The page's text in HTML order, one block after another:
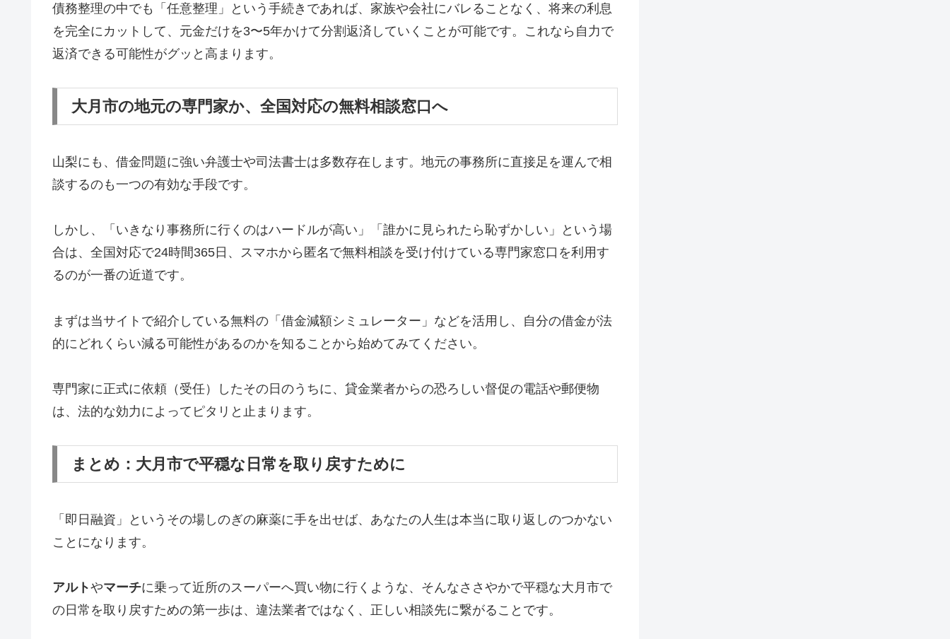
債務整理の中でも「任意整理」という手続きであれば、家族や会社にバレることなく、将来の利息
を完全にカットして、元金だけを3〜5年かけて分割返済していくことが可能です。これなら自力で
返済できる可能性がグッと高まります。
大月市の地元の専門家か、全国対応の無料相談窓口へ
山梨にも、借金問題に強い弁護士や司法書士は多数存在します。地元の事務所に直接足を運んで相
談するのも一つの有効な手段です。
しかし、「いきなり事務所に行くのはハードルが高い」「誰かに見られたら恥ずかしい」という場
合は、全国対応で24時間365日、スマホから匿名で無料相談を受け付けている専門家窓口を利用す
るのが一番の近道です。
まずは当サイトで紹介している無料の「借金減額シミュレーター」などを活用し、自分の借金が法
的にどれくらい減る可能性があるのかを知ることから始めてみてください。
専門家に正式に依頼（受任）したその日のうちに、貸金業者からの恐ろしい督促の電話や郵便物
は、法的な効力によってピタリと止まります。
まとめ：大月市で平穏な日常を取り戻すために
「即日融資」というその場しのぎの麻薬に手を出せば、あなたの人生は本当に取り返しのつかない
ことになります。
アルトやマーチに乗って近所のスーパーへ買い物に行くような、そんなささやかで平穏な大月市で
の日常を取り戻すための第一歩は、違法業者ではなく、正しい相談先に繋がることです。